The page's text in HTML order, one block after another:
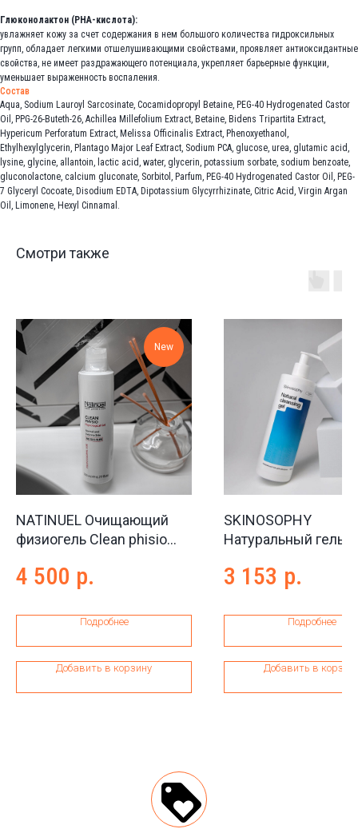
Глюконолактон (PHA-кислота):
увлажняет кожу за счет содержания в нем большого количества гидроксильных
групп, обладает легкими отшелушивающими свойствами, проявляет антиоксидантные
свойства, не имеет раздражающего потенциала, укрепляет барьерные функции,
уменьшает выраженность воспаления.
Состав
Aqua, Sodium Lauroyl Sarcosinate, Сocamidopropyl Betaine, PEG-40 Hydrogenated Castor
Oil, PPG-26-Buteth-26, Achillea Millefolium Extract, Betaine, Bidens Tripartita Extract,
Hypericum Рerforatum Еxtract, Melissa Оfficinalis Еxtract, Phenoxyethanol,
Ethylhexylglycerin, Plantago Major Leaf Extract, Sodium PCA, glucose, urea, glutamic acid,
lysine, glycine, allantoin, lactic acid, water, glycerin, potassium sorbate, sodium benzoate,
gluconolactone, calcium gluconate, Sorbitol, Parfum, PEG-40 Hydrogenated Castor Oil, PEG-
7 Glyceryl Cocoate, Disodium EDTA, Dipotassium Glycyrrhizinate, Citric Acid, Virgin Argan
Oil, Limonene, Hexyl Cinnamal.
Смотри также
New
NATINUEL Очищающий
физиогель Clean phisio
4 500 р.
Подробнее
Добавить в корзину
SKINOSOPHY
Натуральный гель
cleansing gel, 400 мл
3 153 р.
Подробнее
Добавить в